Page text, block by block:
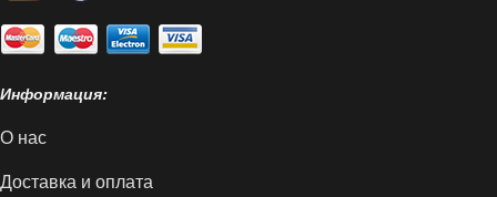
Информация:
О нас
Доставка и оплата